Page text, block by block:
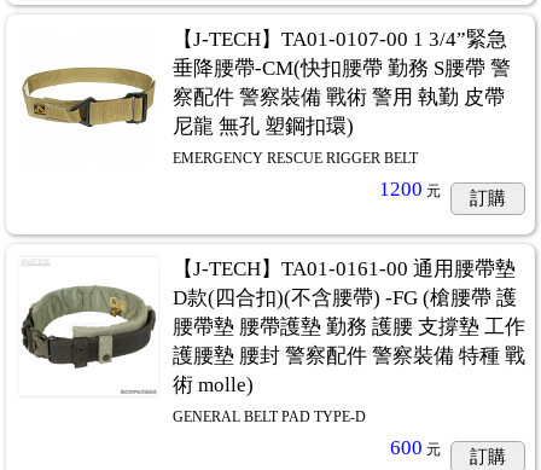
【J-TECH】TA01-0107-00 1 3/4”緊急
垂降腰帶-CM(快扣腰帶 勤務 S腰帶 警
察配件 警察裝備 戰術 警用 執勤 皮帶
尼龍 無孔 塑鋼扣環)
EMERGENCY RESCUE RIGGER BELT
1200 元 訂購
【J-TECH】TA01-0161-00 通用腰帶墊
D款(四合扣)(不含腰帶) -FG (槍腰帶 護
腰帶墊 腰帶護墊 勤務 護腰 支撐墊 工作
護腰墊 腰封 警察配件 警察裝備 特種 戰
術 molle)
GENERAL BELT PAD TYPE-D
600 元 訂購